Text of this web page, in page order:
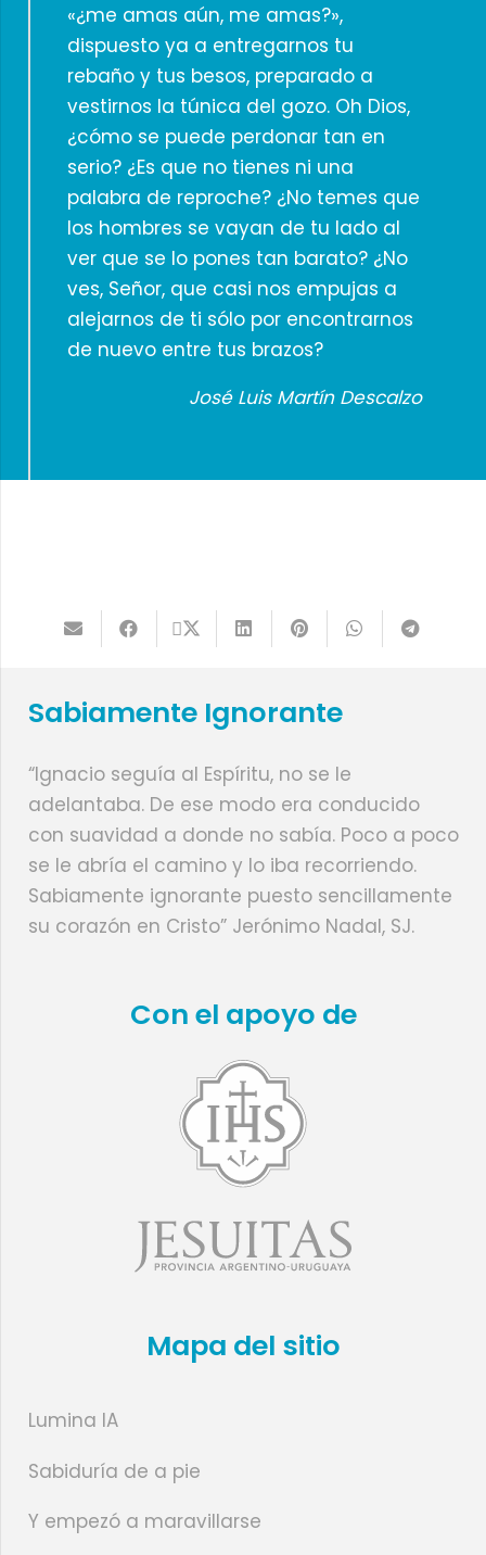
«¿me amas aún, me amas?»,
dispuesto ya a entregarnos tu
rebaño y tus besos, preparado a
vestirnos la túnica del gozo. Oh Dios,
¿cómo se puede perdonar tan en
serio? ¿Es que no tienes ni una
palabra de reproche? ¿No temes que
los hombres se vayan de tu lado al
ver que se lo pones tan barato? ¿No
ves, Señor, que casi nos empujas a
alejarnos de ti sólo por encontrarnos
de nuevo entre tus brazos?
José Luis Martín Descalzo
Sabiamente Ignorante
“Ignacio seguía al Espíritu, no se le
adelantaba. De ese modo era conducido
con suavidad a donde no sabía. Poco a poco
se le abría el camino y lo iba recorriendo.
Sabiamente ignorante puesto sencillamente
su corazón en Cristo” Jerónimo Nadal, SJ.
Con el apoyo de
Mapa del sitio
Lumina IA
Sabiduría de a pie
Y empezó a maravillarse